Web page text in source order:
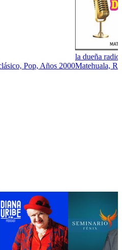
Pop, Años 2000
la dueña
Matehuala,